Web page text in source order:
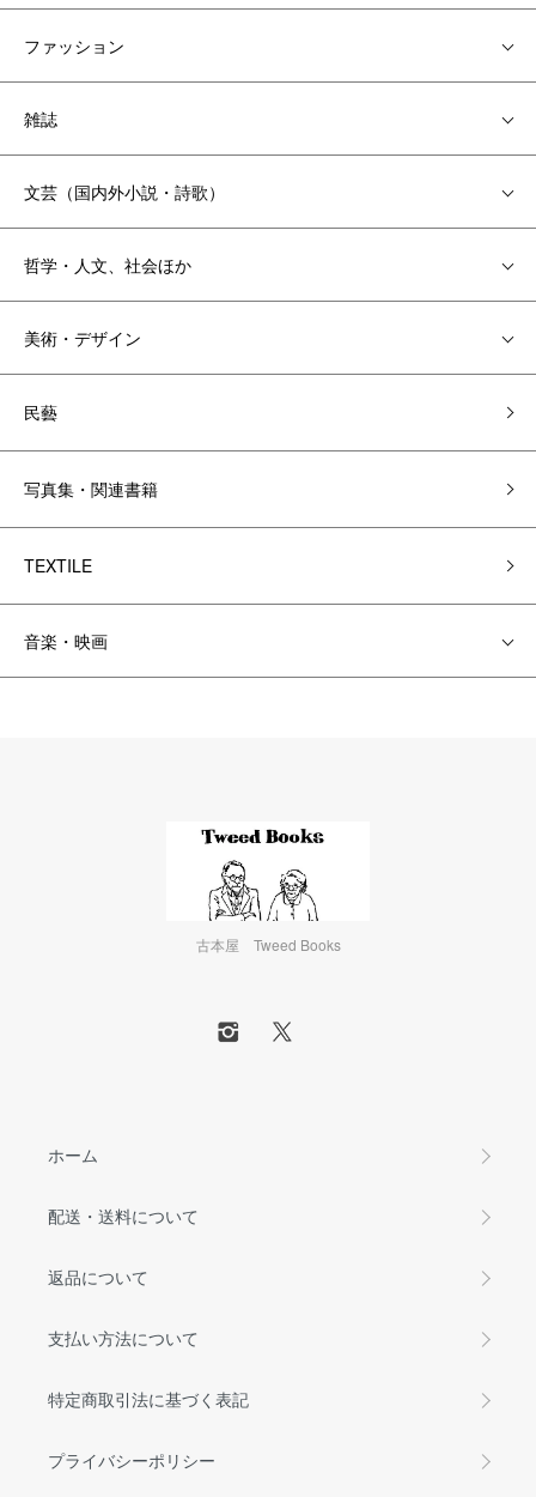
ファッション
雑誌
文芸（国内外小説・詩歌）
哲学・人文、社会ほか
美術・デザイン
民藝
写真集・関連書籍
TEXTILE
音楽・映画
古本屋 Tweed Books
ホーム
配送・送料について
返品について
支払い方法について
特定商取引法に基づく表記
プライバシーポリシー